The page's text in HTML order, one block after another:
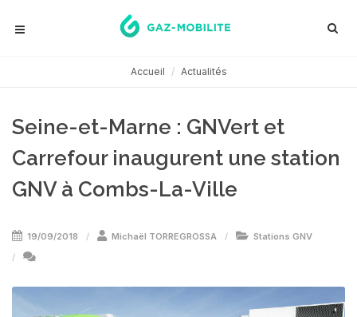
Accueil Actualités
Seine-et-Marne : GNVert et
Carrefour inaugurent une station
GNV à Combs-La-Ville
19/09/2018 Michaël TORREGROSSA Stations GNV